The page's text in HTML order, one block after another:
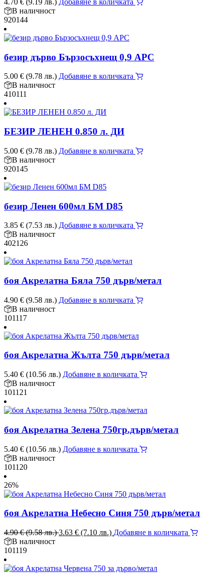
4.70 € (9.19 лв.) Добавяне в количката
В наличност
920144
безир дърво Бързосъхнещ 0,9 АРС
5.00 € (9.78 лв.) Добавяне в количката
В наличност
410111
БЕЗИР ЛЕНЕН 0.850 л. ДИ
5.00 € (9.78 лв.) Добавяне в количката
В наличност
920145
безир Ленен 600мл БМ D85
3.85 € (7.53 лв.) Добавяне в количката
В наличност
402126
боя Акрелатна Бяла 750 дърв/метал
4.90 € (9.58 лв.) Добавяне в количката
В наличност
101117
боя Акрелатна Жълта 750 дърв/метал
5.40 € (10.56 лв.) Добавяне в количката
В наличност
101121
боя Акрелатна Зелена 750гр.дърв/метал
5.40 € (10.56 лв.) Добавяне в количката
В наличност
101120
26%
боя Акрелатна Небесно Синя 750 дърв/метал
4.90€ (9.58 лв.)Original
(9.58
3.63 € (7.10 лв.) Текущата
(7.10
Добавяне в количката
В наличност
101119